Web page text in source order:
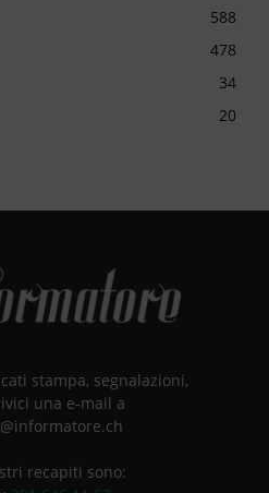
588
478
34
20
stampa, segnalazioni,
una e-mail a
recapiti sono: